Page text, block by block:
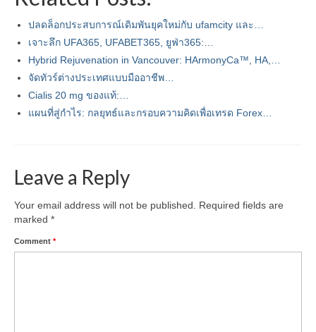
ปลดล็อกประสบการณ์เดิมพันยุคใหม่กับ ufamcity และ…
เจาะลึก UFA365, UFABET365, ยูฟ่า365:…
Hybrid Rejuvenation in Vancouver: HArmonyCa™, HA,…
จัดทัวร์ต่างประเทศแบบมืออาชีพ…
Cialis 20 mg ของแท้:…
แผนที่สู่กำไร: กลยุทธ์และกรอบความคิดเพื่อเทรด Forex…
Leave a Reply
Your email address will not be published.
Required fields are
marked *
Comment *